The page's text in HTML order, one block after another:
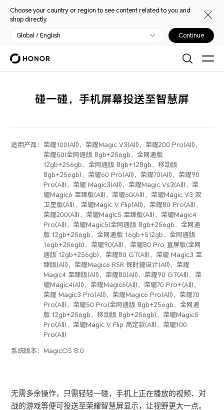
Choose your country or region to see content related to you and
shop directly.
Global / English Continue
碰一碰，手机屏幕投送至智慧屏
适用产品： 荣耀100(All)，荣耀Magic V3(All)，荣耀200 Pro(All)，
荣耀50(全网通版 8gb+256gb、全网通版
12gb+256gb、全网通版 8gb+128gb、移动版
8gb+256gb)，荣耀60 Pro(All)，荣耀70(All)，荣耀90
Pro(All)，荣耀 Magic3(All)，荣耀Magic Vs3(All)，荣
耀Magic6 至臻版(All)，荣耀60(All)，荣耀Magic V3 双
卫星版(All)，荣耀Magic V Flip(All)，荣耀80 Pro(All)，
荣耀200(All)，荣耀Magic5 至臻版(All)，荣耀Magic4
Pro(All)，荣耀Magic5(全网通版 8gb+256gb、全网通
版 12gb+256gb、全网通版 16gb+512gb、全网通版
16gb+256gb)，荣耀90(All)，荣耀80 Pro 直屏版(全网
通版 12gb+256gb)，荣耀80 GT(All)，荣耀 Magic3 至
臻版(All)，荣耀Magic6 RSR 保时捷设计(All)，荣耀
Magic4 至臻版(All)，荣耀80(All)，荣耀90 GT(All)，荣
耀Magic4(All)，荣耀Magic6(All)，荣耀70 Pro+(All)，
荣耀 Magic3 Pro(All)，荣耀Magic6 Pro(All)，荣耀70
Pro(All)，荣耀50 Pro(全网通版 8gb+256gb、全网通
版 12gb+256gb、移动版 8gb+256gb)，荣耀Magic5
Pro(All)，荣耀Magic V Flip 高定款(All)，荣耀100
Pro(All)
系统版本：MagicOS 8.0
无需多余操作，只需轻轻一碰，手机 上正在播放的视频、对
战的游戏等便可投送至荣耀智慧屏显示，让视野更大一点。